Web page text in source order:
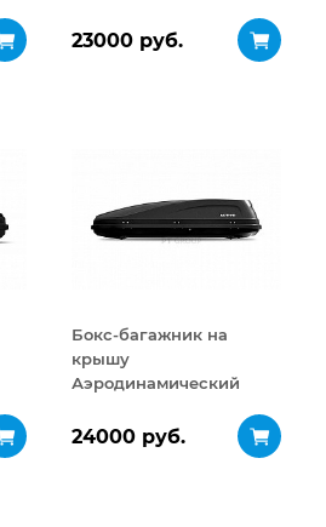
ДВУСТОРОННЕЕ
23000 руб.
Бокс-багажник на
крышу
Аэродинамический
ДВУСТОРОННЕЕ
24000 руб.